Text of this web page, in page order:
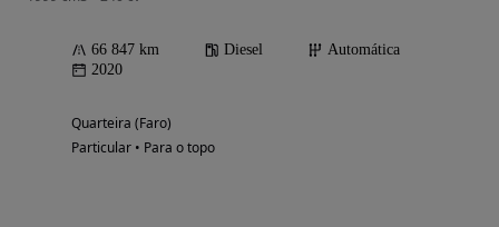
66 847 km Diesel
Automática
2020
Quarteira (Faro)
Particular • Para o topo